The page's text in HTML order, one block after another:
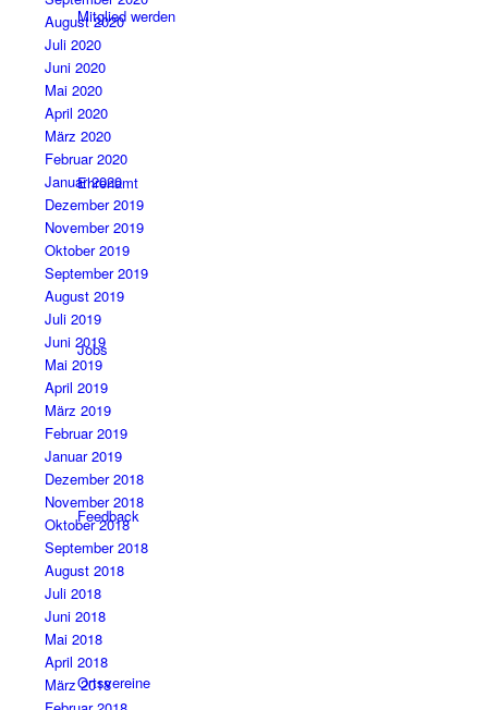
Mitglied werden
Ehrenamt
Jobs
Feedback
Ortsvereine
August 2020
Juli 2020
Juni 2020
Mai 2020
April 2020
März 2020
Februar 2020
Januar 2020
Dezember 2019
November 2019
Oktober 2019
September 2019
August 2019
Juli 2019
Juni 2019
Mai 2019
April 2019
März 2019
Februar 2019
Januar 2019
Dezember 2018
November 2018
Oktober 2018
September 2018
August 2018
Juli 2018
Juni 2018
Mai 2018
April 2018
März 2018